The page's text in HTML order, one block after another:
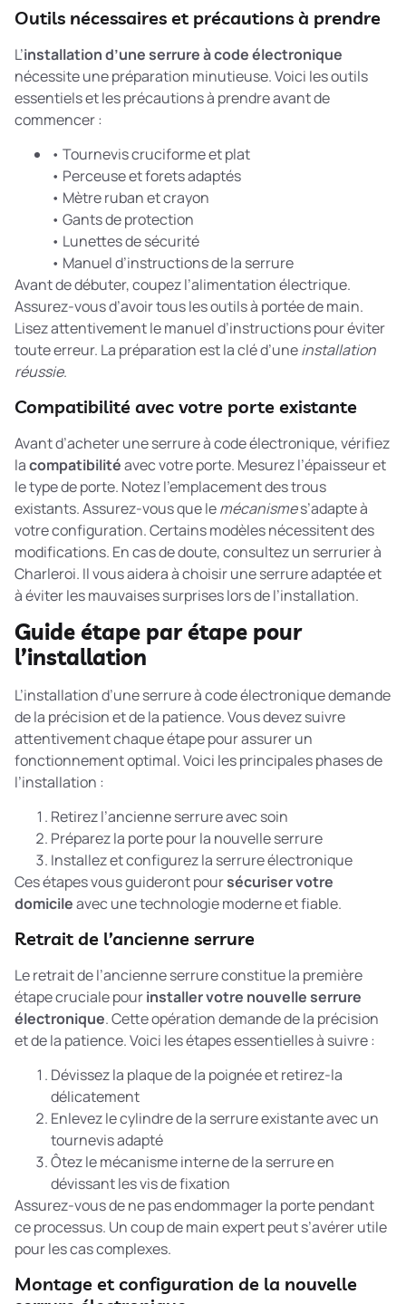
Outils nécessaires et précautions à prendre
L’installation d’une serrure à code électronique
nécessite une préparation minutieuse. Voici les outils
essentiels et les précautions à prendre avant de
commencer :
• Tournevis cruciforme et plat
• Perceuse et forets adaptés
• Mètre ruban et crayon
• Gants de protection
• Lunettes de sécurité
• Manuel d’instructions de la serrure
Avant de débuter, coupez l’alimentation électrique.
Assurez-vous d’avoir tous les outils à portée de main.
Lisez attentivement le manuel d’instructions pour éviter
toute erreur. La préparation est la clé d’uneinstallation
réussie.
Compatibilité avec votre porte existante
Avant d’acheter une serrure à code électronique, vérifiez
lacompatibilitéavec votre porte. Mesurez l’épaisseur et
le type de porte. Notez l’emplacement des trous
existants. Assurez-vous que lemécanismes’adapte à
votre configuration. Certains modèles nécessitent des
modifications. En cas de doute, consultez un serrurier à
Charleroi. Il vous aidera à choisir une serrure adaptée et
à éviter les mauvaises surprises lors de l’installation.
Guide étape par étape pour
l’installation
L’installation d’une serrure à code électronique demande
de la précision et de la patience. Vous devez suivre
attentivement chaque étape pour assurer un
fonctionnement optimal. Voici les principales phases de
l’installation :
Retirez l’ancienne serrure avec soin
Préparez la porte pour la nouvelle serrure
Installez et configurez la serrure électronique
Ces étapes vous guideront poursécuriser votre
domicileavec une technologie moderne et fiable.
Retrait de l’ancienne serrure
Le retrait de l’ancienne serrure constitue la première
étape cruciale pourinstaller votre nouvelle serrure
électronique. Cette opération demande de la précision
et de la patience. Voici les étapes essentielles à suivre :
Dévissez la plaque de la poignée et retirez-la
délicatement
Enlevez le cylindre de la serrure existante avec un
tournevis adapté
Ôtez le mécanisme interne de la serrure en
dévissant les vis de fixation
Assurez-vous de ne pas endommager la porte pendant
ce processus. Un coup de main expert peut s’avérer utile
pour les cas complexes.
Montage et configuration de la nouvelle